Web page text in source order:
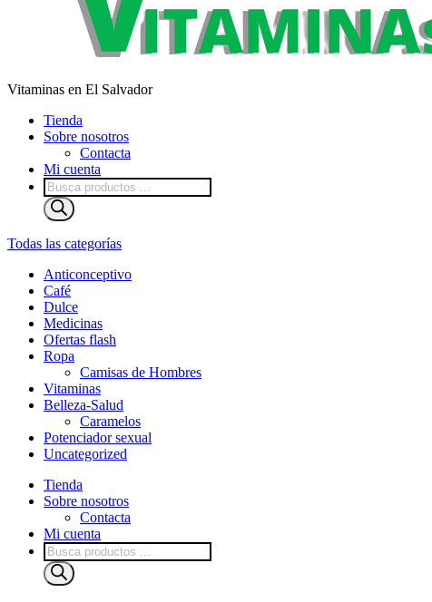
Vitaminas en El Salvador
Tienda
Sobre nosotros
Contacta
Mi cuenta
Búsqueda
de
productos
Todas las categorías
Anticonceptivo
Café
Dulce
Medicinas
Ofertas flash
Ropa
Camisas de Hombres
Vitaminas
Belleza-Salud
Caramelos
Potenciador sexual
Uncategorized
Tienda
Sobre nosotros
Contacta
Mi cuenta
Búsqueda
de
productos